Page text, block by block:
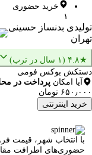
خرید حضوری
۱
تولیدی بدنساز حسینی
تهران
★۴.۸ (۱ سال در ترب)
دستکش بوکس فومی
آیا امکان پرداخت در
۶۵۰٫۰۰۰ تومان
خرید اینترنتی
با انتخاب شهر، قیمت
حضوری‌های اطرافت